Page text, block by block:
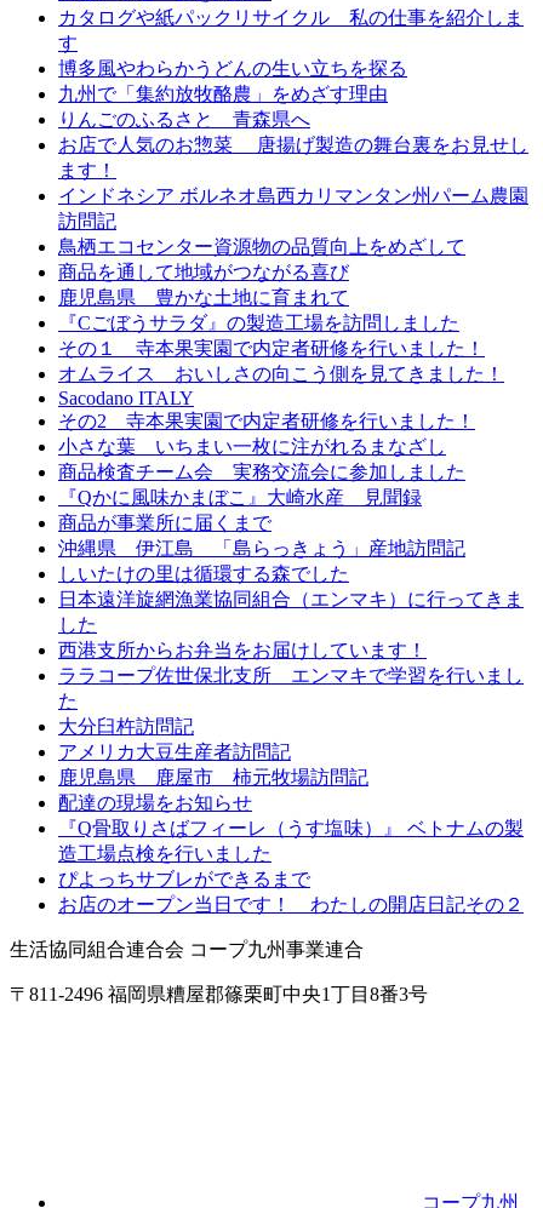
カタログや紙パックリサイクル 私の仕事を紹介しま
す
博多風やわらかうどんの生い立ちを探る
九州で「集約放牧酪農」をめざす理由
りんごのふるさと 青森県へ
お店で人気のお惣菜 唐揚げ製造の舞台裏をお見せし
ます！
インドネシア ボルネオ島西カリマンタン州パーム農園
訪問記
鳥栖エコセンター資源物の品質向上をめざして
商品を通して地域がつながる喜び
鹿児島県 豊かな土地に育まれて
『Cごぼうサラダ』の製造工場を訪問しました
その１ 寺本果実園で内定者研修を行いました！
オムライス おいしさの向こう側を見てきました！
Sacodano ITALY
その2 寺本果実園で内定者研修を行いました！
小さな葉 いちまい一枚に注がれるまなざし
商品検査チーム会 実務交流会に参加しました
『Qかに風味かまぼこ』大崎水産 見聞録
商品が事業所に届くまで
沖縄県 伊江島 「島らっきょう」産地訪問記
しいたけの里は循環する森でした
日本遠洋旋網漁業協同組合（エンマキ）に行ってきま
した
西港支所からお弁当をお届けしています！
ララコープ佐世保北支所 エンマキで学習を行いまし
た
大分臼杵訪問記
アメリカ大豆生産者訪問記
鹿児島県 鹿屋市 柿元牧場訪問記
配達の現場をお知らせ
『Q骨取りさばフィーレ（うす塩味）』 ベトナムの製
造工場点検を行いました
ぴよっちサブレができるまで
お店のオープン当日です！ わたしの開店日記その２
生活協同組合連合会 コープ九州事業連合
〒811-2496 福岡県糟屋郡篠栗町中央1丁目8番3号
コープ九州